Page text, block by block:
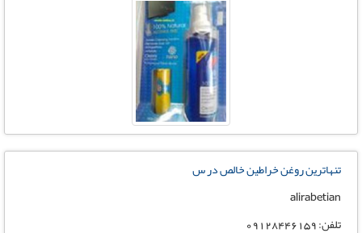
تنهاترین روغن خراطین خالص در س
alirabetian
تلفن: 09128446159